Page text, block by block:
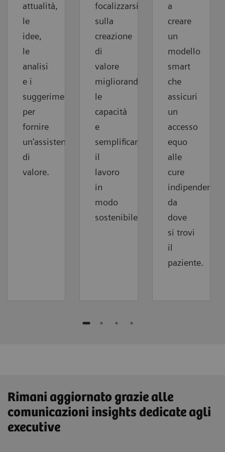
attualità,
le
idee,
le
analisi
e i
suggerimenti
per
fornire
un'assistenza
di
valore.
focalizzarsi
sulla
creazione
di
valore
migliorando
le
capacità
e
semplificando
il
lavoro
in
modo
sostenibile.
a
creare
un
modello
smart
che
assicuri
un
accesso
equo
alle
cure
da
dove
si trovi
il
paziente.
Rimani aggiornato grazie alle
comunicazioni insights dedicate agli
executive